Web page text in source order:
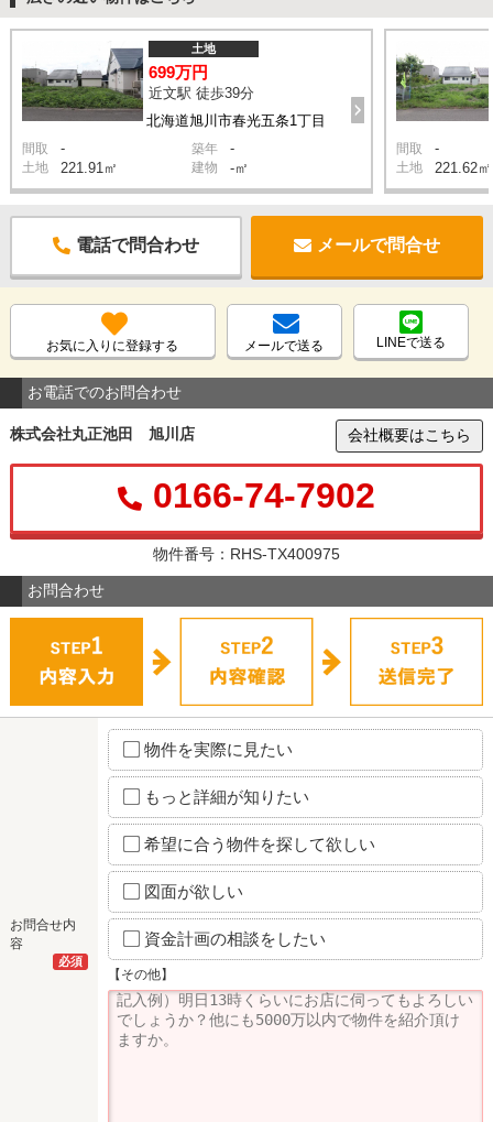
北海道旭川市春光五条1丁目
土地
699万円
近文駅 徒歩39分
間取 - 築年 -
土地 221.91㎡ 建物 -㎡
間取 -
土地 221.62㎡
電話で問合わせ メールで問合せ
お気に入りに登録する メールで送る LINEで送る
お電話でのお問合わせ
株式会社丸正池田 旭川店 会社概要はこちら
0166-74-7902
物件番号：RHS-TX400975
お問合わせ
お問合せ内
容
必須
物件を実際に見たい
もっと詳細が知りたい
希望に合う物件を探して欲しい
図面が欲しい
資金計画の相談をしたい
【その他】